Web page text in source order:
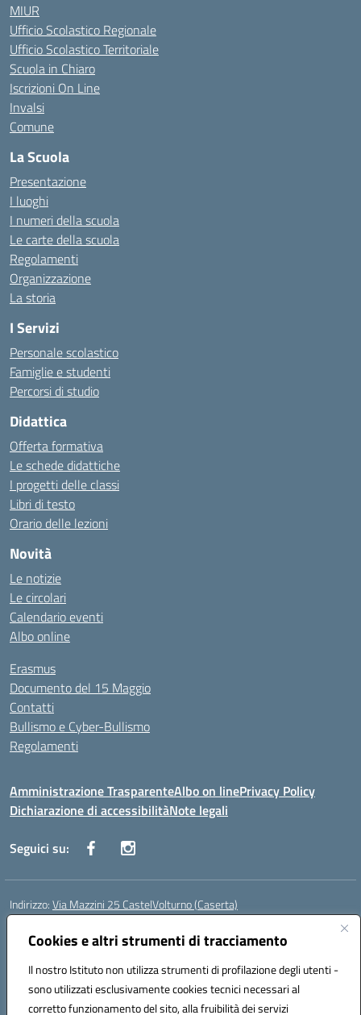
Cookies e altri strumenti di tracciamento
Il nostro Istituto non utilizza strumenti di profilazione degli utenti -
sono utilizzati esclusivamente cookies tecnici necessari al
corretto funzionamento del sito, alla fruibilità dei servizi
MIUR
Ufficio Scolastico Regionale
Ufficio Scolastico Territoriale
Scuola in Chiaro
Iscrizioni On Line
Invalsi
Comune
La Scuola
Presentazione
I luoghi
I numeri della scuola
Le carte della scuola
Regolamenti
Organizzazione
La storia
I Servizi
Personale scolastico
Famiglie e studenti
Percorsi di studio
Didattica
Offerta formativa
Le schede didattiche
I progetti delle classi
Libri di testo
Orario delle lezioni
Novità
Le notizie
Le circolari
Calendario eventi
Albo online
Erasmus
Documento del 15 Maggio
Contatti
Bullismo e Cyber-Bullismo
Regolamenti
Amministrazione TrasparenteAlbo on linePrivacy Policy
Dichiarazione di accessibilitàNote legali
Seguici su:
Indirizzo:Via Mazzini 25 CastelVolturno (Caserta)
Centralino:
Posta elettronica certificata (PEC):ceis014005@pec.istruzione.it
Codice fiscale: 93063510619
Codice meccanografico:CEIS014005
Codice Indice delle Pubbliche Amministrazioni (IPA): istsc_ceis014005